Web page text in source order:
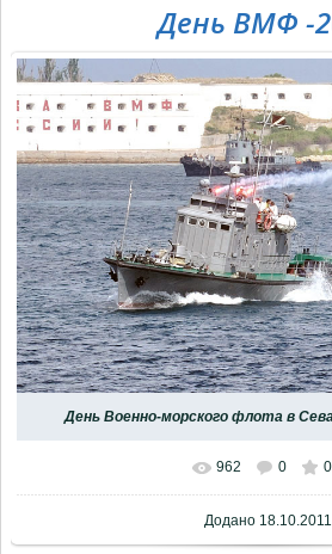
День ВМФ -
День Военно-морского флота в
962 0
Додано18.10.2011